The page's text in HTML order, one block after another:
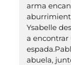
arma
Ysabelle
a encontrar
abuela,